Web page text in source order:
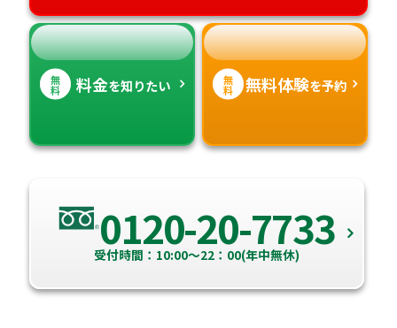
高知県
沖縄県
無
料 料金を知りたい 無
料 無料体験を予約
0120-20-7733
受付時間：10:00～22：00(年中無休)